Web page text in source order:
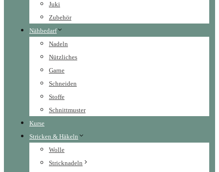
Juki
Zubehör
Nähbedarf
Nadeln
Nützliches
Garne
Schneiden
Stoffe
Schnittmuster
Kurse
Stricken & Häkeln
Wolle
Stricknadeln